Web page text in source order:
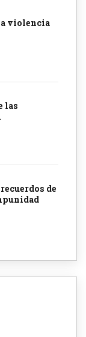
violencia
las
de